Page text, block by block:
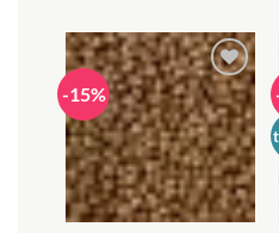
-15%
Toevoegen
aan
verlanglijst